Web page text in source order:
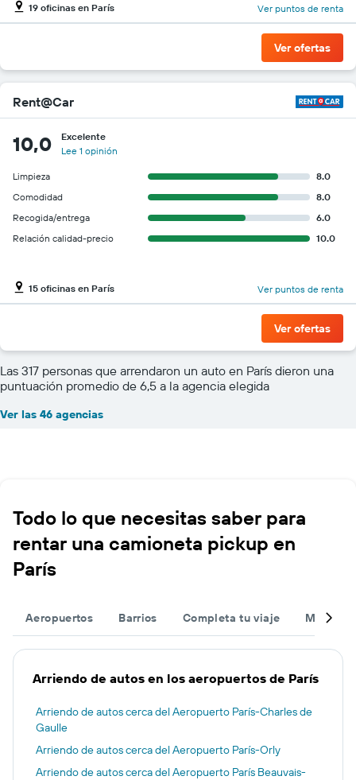
19 oficinas en París Ver puntos de renta
Ver ofertas
Rent@Car
10,0
Excelente
Lee 1 opinión
Limpieza
8.0
Comodidad
8.0
Recogida/entrega
6.0
Relación calidad-precio
10.0
15 oficinas en París Ver puntos de renta
Ver ofertas
Las 317 personas que arrendaron un auto en París dieron una
puntuación promedio de 6,5 a la agencia elegida
Ver las 46 agencias
Todo lo que necesitas saber para
rentar una camioneta pickup en
París
Aeropuertos Barrios Completa tu viaje Muchas
Arriendo de autos en los aeropuertos de París
Arriendo de autos cerca del Aeropuerto París-Charles de
Gaulle
Arriendo de autos cerca del Aeropuerto París-Orly
Arriendo de autos cerca del Aeropuerto París Beauvais-